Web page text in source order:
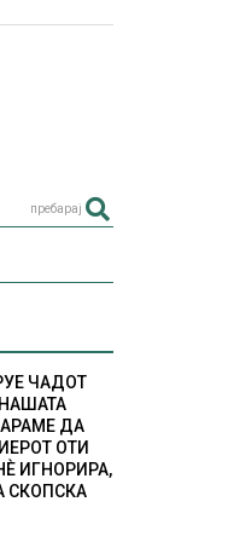
пребарај
ЧАДОТ
ДА
ОТИ
ИГНОРИРА,
СКОПСКА